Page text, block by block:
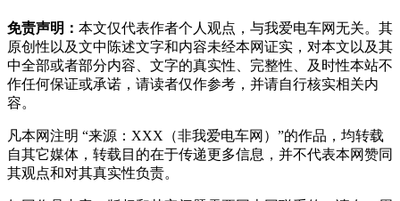
免责声明： 本文仅代表作者个人观点，与我爱电车网无关。其
原创性以及文中陈述文字和内容未经本网证实，对本文以及其
中全部或者部分内容、文字的真实性、完整性、及时性本站不
作任何保证或承诺，请读者仅作参考，并请自行核实相关内
容。
凡本网注明 “来源：XXX（非我爱电车网）”的作品，均转载
自其它媒体，转载目的在于传递更多信息，并不代表本网赞同
其观点和对其真实性负责。